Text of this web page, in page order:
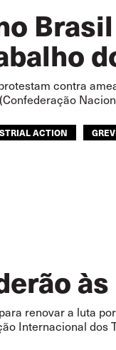
contra
ACTION
renovar a luta
Internacional dos